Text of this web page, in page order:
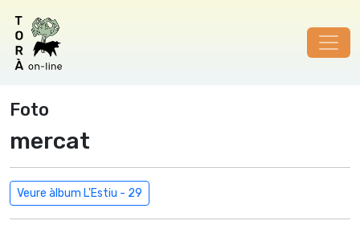
Foto
mercat
Veure àlbum L'Estiu - 29